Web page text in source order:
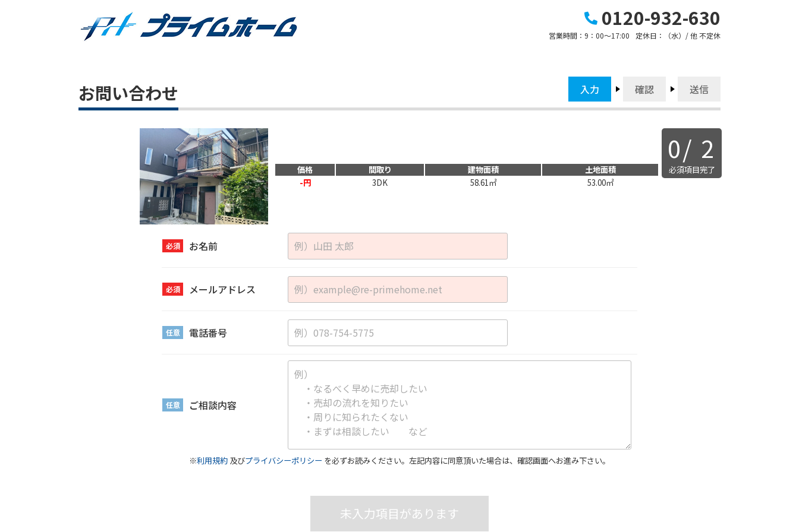
0120-932-630
営業時間： 9：00～17:00 定休日： （水）/ 他 不定休
お問い合わせ
0/ 2
必須項目完了
入力 確認 送信
価格 間取り 建物面積
土地面積
-円
3DK 58.61㎡ 53.00㎡
必須 お名前
必須 メールアドレス
任意 電話番号
任意 ご相談内容
※利用規約 及びプライバシーポリシー を必ずお読みください。左記内容に同意頂いた場合は、確認画面へお進み下さい。
未入力項目があります